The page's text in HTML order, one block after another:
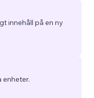
innehåll på en ny
enheter.